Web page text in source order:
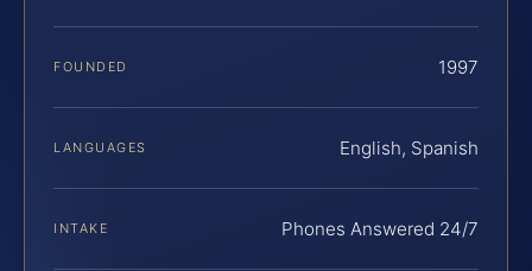
FOUNDED 1997
LANGUAGES English, Spanish
INTAKE Phones Answered 24/7